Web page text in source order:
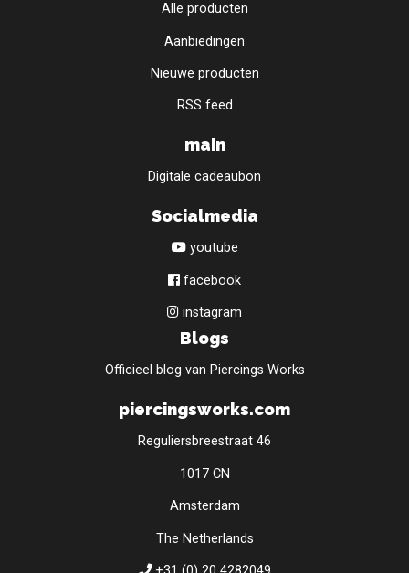
Alle producten
Aanbiedingen
Nieuwe producten
RSS feed
main
Digitale cadeaubon
Socialmedia
youtube
facebook
instagram
Blogs
Officieel blog van Piercings Works
piercingsworks.com
Reguliersbreestraat 46
1017 CN
Amsterdam
The Netherlands